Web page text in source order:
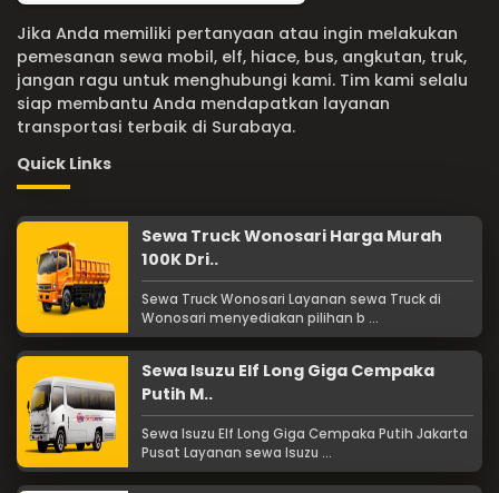
Jika Anda memiliki pertanyaan atau ingin melakukan
pemesanan sewa mobil, elf, hiace, bus, angkutan, truk,
jangan ragu untuk menghubungi kami. Tim kami selalu
siap membantu Anda mendapatkan layanan
transportasi terbaik di Surabaya.
Quick Links
Sewa Truck Wonosari Harga Murah
100K Dri..
Sewa Truck Wonosari Layanan sewa Truck di
Wonosari menyediakan pilihan b ...
Sewa Isuzu Elf Long Giga Cempaka
Putih M..
Sewa Isuzu Elf Long Giga Cempaka Putih Jakarta
Pusat Layanan sewa Isuzu ...